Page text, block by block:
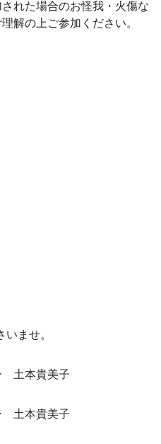
れた場合のお怪我・火傷な
解の上ご参加ください。
ませ。
土本貴美子
土本貴美子